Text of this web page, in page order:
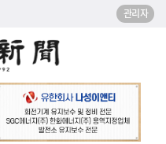
관리자